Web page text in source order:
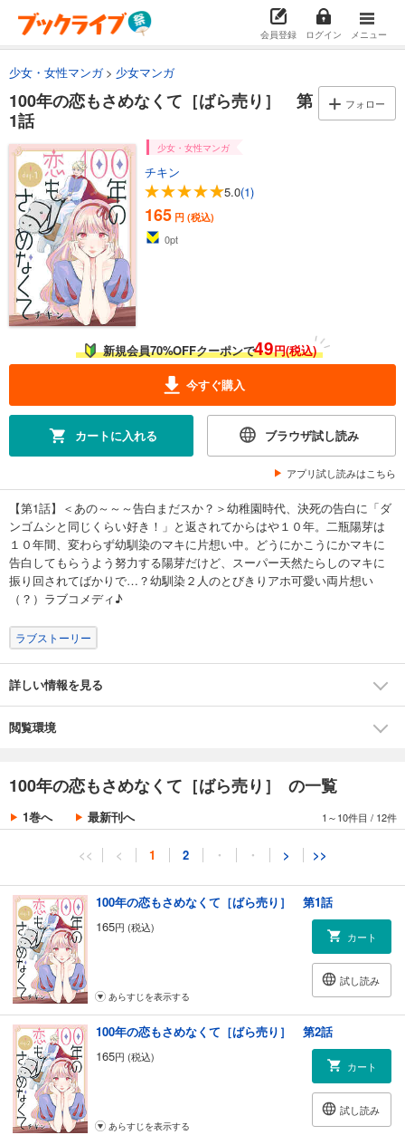
会員登録 ログイン メニュー
少女・女性マンガ 少女マンガ
100年の恋もさめなくて［ばら売り］ 第
1話
フォロー
少女・女性マンガ
チキン
5.0(1)
165 円 (税込)
0pt
新規会員70%OFFクーポンで49円(税込)
今すぐ購入
カートに入れる ブラウザ試し読み
アプリ試し読みはこちら
【第1話】＜あの～～～告白まだスか？＞幼稚園時代、決死の告白に「ダ
ンゴムシと同じくらい好き！」と返されてからはや１０年。二瓶陽芽は
１０年間、変わらず幼馴染のマキに片想い中。どうにかこうにかマキに
告白してもらうよう努力する陽芽だけど、スーパー天然たらしのマキに
振り回されてばかりで…？幼馴染２人のとびきりアホ可愛い両片想い
（？）ラブコメディ♪
ラブストーリー
詳しい情報を見る
閲覧環境
100年の恋もさめなくて［ばら売り］ の一覧
1巻へ 最新刊へ 1～10件目 / 12件
<< < 1 2 ・ ・ > >>
100年の恋もさめなくて［ばら売り］ 第1話
165円 (税込)
カート
試し読み
あらすじを表示する
100年の恋もさめなくて［ばら売り］ 第2話
165円 (税込)
カート
試し読み
あらすじを表示する